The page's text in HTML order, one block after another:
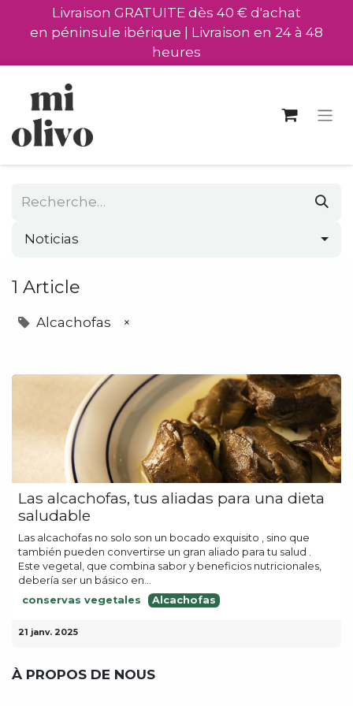
Livraison GRATUITE dès 40 € d'achat
en péninsule ibérique | Livraison en 24 à 48
heures
Noticias
1 Article
Alcachofas ×
Las alcachofas, tus aliadas para una dieta
saludable
Las alcachofas no solo son un bocado exquisito , sino que
también pueden convertirse un gran aliado para tu salud .
Este vegetal, que combina sabor y beneficios nutricionales,
debería ser un básico en...
conservas vegetales Alcachofas
21 janv. 2025
À PROPOS DE NOUS